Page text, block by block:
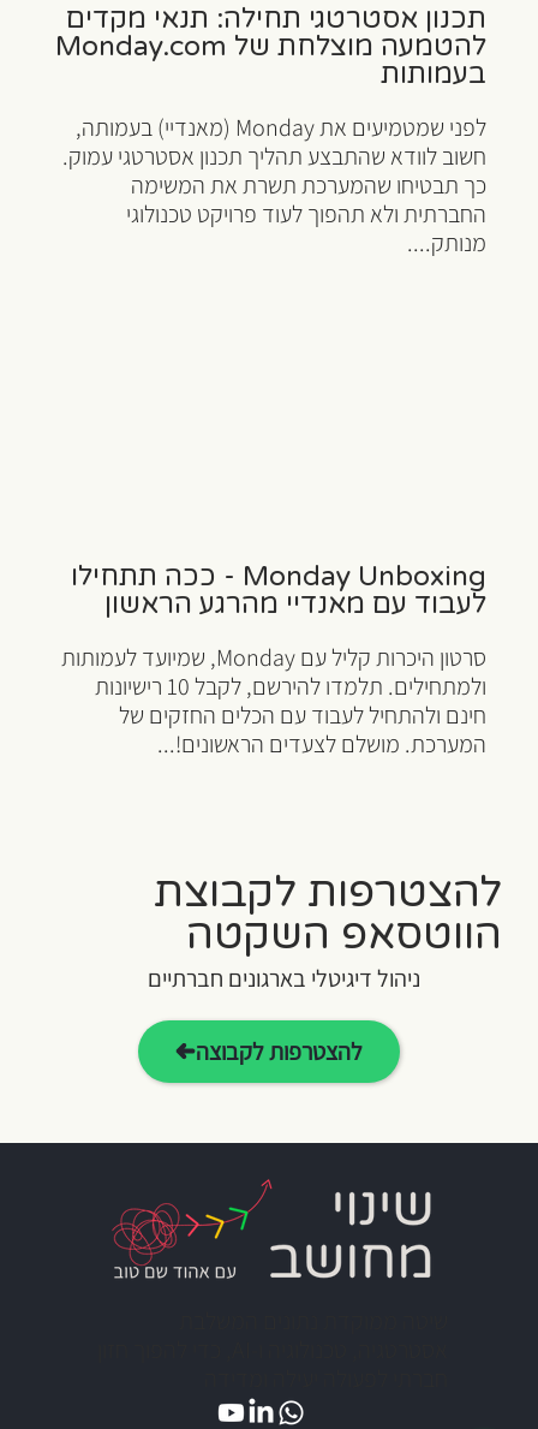
תכנון אסטרטגי תחילה: תנאי מקדים
להטמעה מוצלחת של Monday.com
בעמותות
לפני שמטמיעים את Monday (מאנדיי) בעמותה,
חשוב לוודא שהתבצע תהליך תכנון אסטרטגי עמוק.
כך תבטיחו שהמערכת תשרת את המשימה
החברתית ולא תהפוך לעוד פרויקט טכנולוגי
מנותק....
Monday Unboxing - ככה תתחילו
לעבוד עם מאנדיי מהרגע הראשון
סרטון היכרות קליל עם Monday, שמיועד לעמותות
ולמתחילים. תלמדו להירשם, לקבל 10 רישיונות
חינם ולהתחיל לעבוד עם הכלים החזקים של
המערכת. מושלם לצעדים הראשונים!...
להצטרפות לקבוצת
הווטסאפ השקטה
ניהול דיגיטלי בארגונים חברתיים
להצטרפות לקבוצה